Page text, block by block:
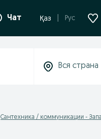
Чат Қаз Рус
Сантехника / коммуникации -